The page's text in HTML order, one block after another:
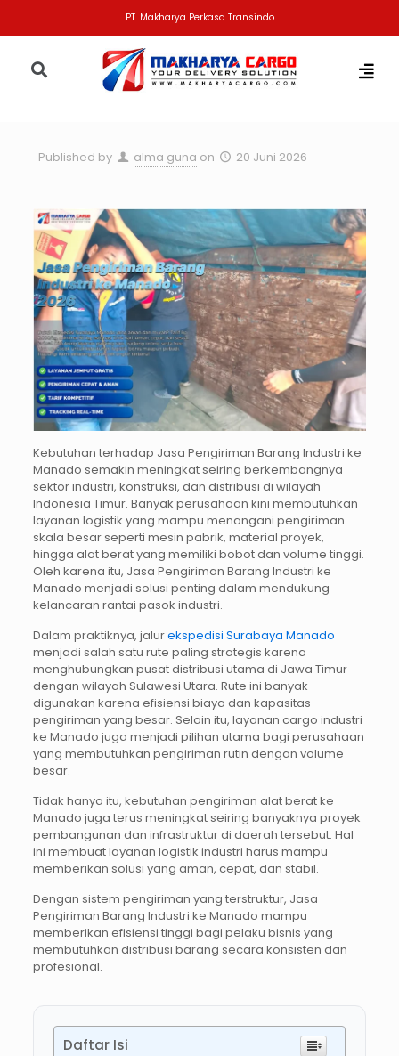
PT. Makharya Perkasa Transindo
Published by alma guna on 20 Juni 2026
Kebutuhan terhadap Jasa Pengiriman Barang Industri ke
Manado semakin meningkat seiring berkembangnya
sektor industri, konstruksi, dan distribusi di wilayah
Indonesia Timur. Banyak perusahaan kini membutuhkan
layanan logistik yang mampu menangani pengiriman
skala besar seperti mesin pabrik, material proyek,
hingga alat berat yang memiliki bobot dan volume tinggi.
Oleh karena itu, Jasa Pengiriman Barang Industri ke
Manado menjadi solusi penting dalam mendukung
kelancaran rantai pasok industri.
Dalam praktiknya, jalurekspedisi Surabaya Manado
menjadi salah satu rute paling strategis karena
menghubungkan pusat distribusi utama di Jawa Timur
dengan wilayah Sulawesi Utara. Rute ini banyak
digunakan karena efisiensi biaya dan kapasitas
pengiriman yang besar. Selain itu, layanan cargo industri
ke Manado juga menjadi pilihan utama bagi perusahaan
yang membutuhkan pengiriman rutin dengan volume
besar.
Tidak hanya itu, kebutuhan pengiriman alat berat ke
Manado juga terus meningkat seiring banyaknya proyek
pembangunan dan infrastruktur di daerah tersebut. Hal
ini membuat layanan logistik industri harus mampu
memberikan solusi yang aman, cepat, dan stabil.
Dengan sistem pengiriman yang terstruktur, Jasa
Pengiriman Barang Industri ke Manado mampu
memberikan efisiensi tinggi bagi pelaku bisnis yang
membutuhkan distribusi barang secara konsisten dan
profesional.
Daftar Isi